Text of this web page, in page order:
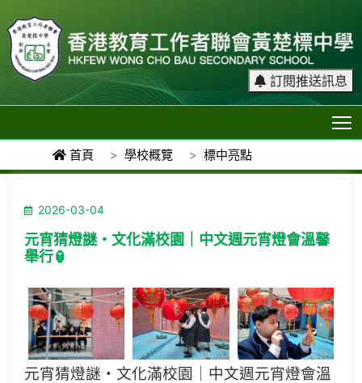
訂閱推送訊息
首頁 學校概覽 標中亮點
2026-03-04
元宵猜燈謎・文化滿校園｜中文週元宵燈會溫馨
舉行🏮
元宵猜燈謎・文化滿校園｜中文週元宵燈會溫